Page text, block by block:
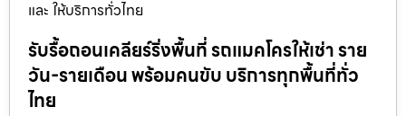
และ ให้บริการทั่วไทย
รับรื้อถอนเคลียร์ริ่งพื้นที่ รถแมคโครให้เช่า ราย
วัน-รายเดือน พร้อมคนขับ บริการทุกพื้นที่ทั่ว
ไทย